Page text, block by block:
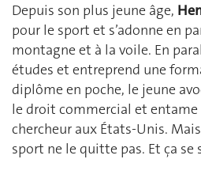
Depuis son plus jeune âge,
pour le sport et s’adonne en
montagne et à la voile. En
études et entreprend une
diplôme en poche, le jeune
le droit commercial et entame
chercheur aux États-Unis.
sport ne le quitte pas. Et ça se